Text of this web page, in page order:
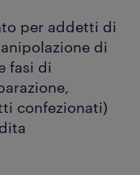
per addetti di
di
fasi di
confezionati)